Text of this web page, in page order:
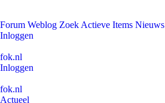
Forum Weblog Zoek Actieve Items Nieuws
Inloggen
fok.nl
Inloggen
fok.nl
Actueel